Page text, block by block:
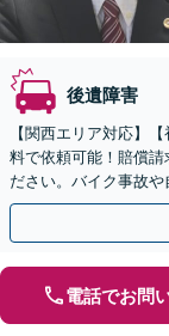
後遺障害
【関西エリア対応】
料で依頼可能！賠償請
ださい。バイク事故
相談23時まで対応】
電話でお問